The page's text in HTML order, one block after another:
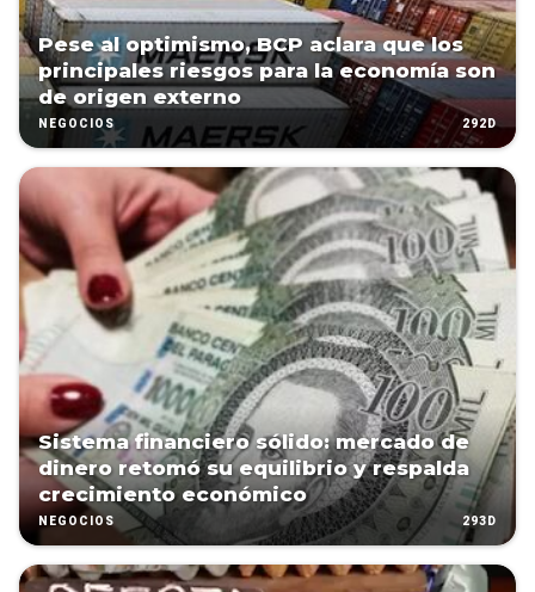
Pese al optimismo, BCP aclara que los
principales riesgos para la economía son
de origen externo
NEGOCIOS 292D
Sistema financiero sólido: mercado de
dinero retomó su equilibrio y respalda
crecimiento económico
NEGOCIOS 293D